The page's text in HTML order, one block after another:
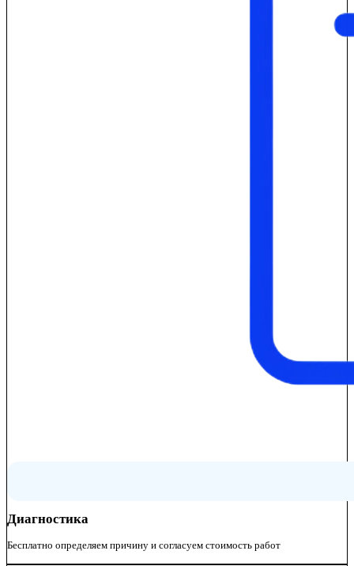
Диагностика
Бесплатно определяем причину и согласуем стоимость работ